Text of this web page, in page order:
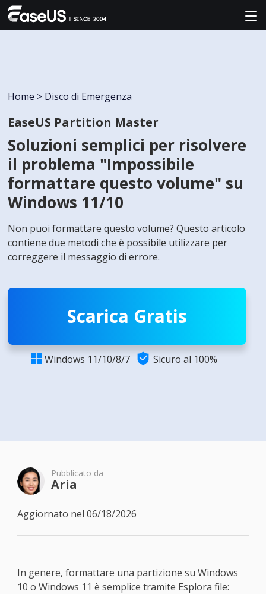
Home > Disco di Emergenza
EaseUS Partition Master
Soluzioni semplici per risolvere
il problema "Impossibile
formattare questo volume" su
Windows 11/10
Non puoi formattare questo volume? Questo articolo
contiene due metodi che è possibile utilizzare per
correggere il messaggio di errore.
Scarica Gratis
 Windows 11/10/8/7  Sicuro al 100%
Pubblicato da
Aria
Aggiornato nel 06/18/2026
In genere, formattare una partizione su Windows
10 o Windows 11 è semplice tramite Esplora file: